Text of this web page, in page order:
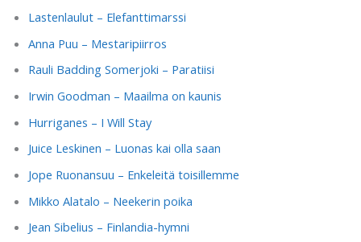
Lastenlaulut – Elefanttimarssi
Anna Puu – Mestaripiirros
Rauli Badding Somerjoki – Paratiisi
Irwin Goodman – Maailma on kaunis
Hurriganes – I Will Stay
Juice Leskinen – Luonas kai olla saan
Jope Ruonansuu – Enkeleitä toisillemme
Mikko Alatalo – Neekerin poika
Jean Sibelius – Finlandia-hymni